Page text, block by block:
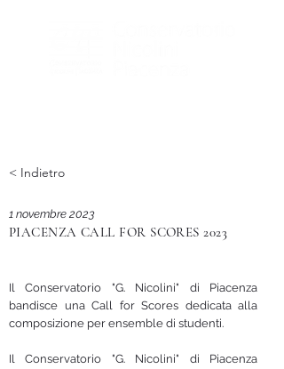
< Indietro
1 novembre 2023
PIACENZA CALL FOR SCORES 2023
Il Conservatorio "G. Nicolini" di Piacenza
bandisce una Call for Scores dedicata alla
composizione per ensemble di studenti.
Il Conservatorio "G. Nicolini" di Piacenza